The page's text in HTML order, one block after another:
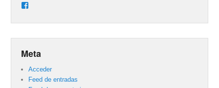
en
Meta
Acceder
Feed de entradas